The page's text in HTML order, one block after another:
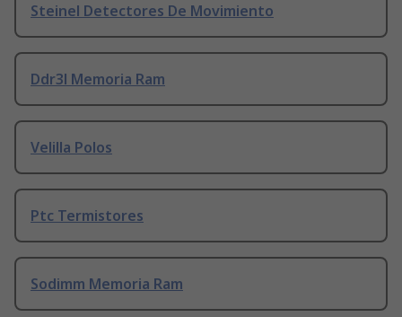
Steinel Detectores De Movimiento
Ddr3l Memoria Ram
Velilla Polos
Ptc Termistores
Sodimm Memoria Ram